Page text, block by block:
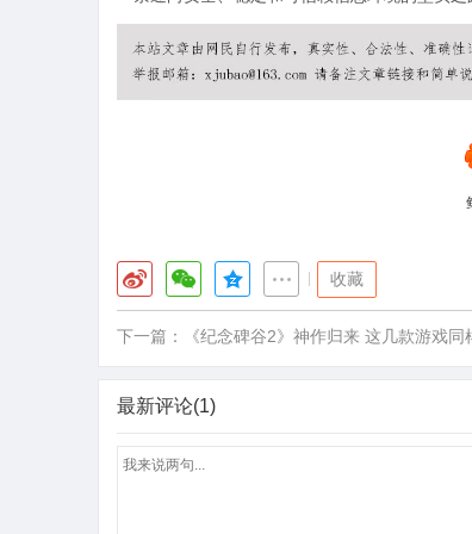
收藏
下一篇： 《纪念碑谷2》神作归来 这几款游戏同
最新评论(1)